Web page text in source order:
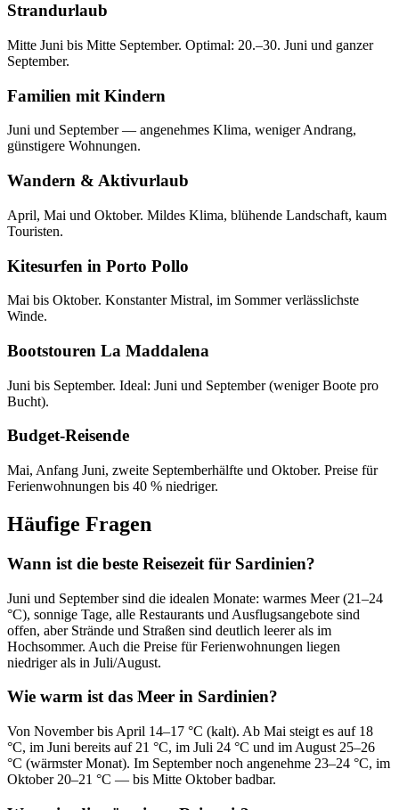
Strandurlaub
Mitte Juni bis Mitte September. Optimal: 20.–30. Juni und ganzer
September.
Familien mit Kindern
Juni und September — angenehmes Klima, weniger Andrang,
günstigere Wohnungen.
Wandern & Aktivurlaub
April, Mai und Oktober. Mildes Klima, blühende Landschaft, kaum
Touristen.
Kitesurfen in Porto Pollo
Mai bis Oktober. Konstanter Mistral, im Sommer verlässlichste
Winde.
Bootstouren La Maddalena
Juni bis September. Ideal: Juni und September (weniger Boote pro
Bucht).
Budget-Reisende
Mai, Anfang Juni, zweite Septemberhälfte und Oktober. Preise für
Ferienwohnungen bis 40 % niedriger.
Häufige Fragen
Wann ist die beste Reisezeit für Sardinien?
Juni und September sind die idealen Monate: warmes Meer (21–24
°C), sonnige Tage, alle Restaurants und Ausflugsangebote sind
offen, aber Strände und Straßen sind deutlich leerer als im
Hochsommer. Auch die Preise für Ferienwohnungen liegen
niedriger als in Juli/August.
Wie warm ist das Meer in Sardinien?
Von November bis April 14–17 °C (kalt). Ab Mai steigt es auf 18
°C, im Juni bereits auf 21 °C, im Juli 24 °C und im August 25–26
°C (wärmster Monat). Im September noch angenehme 23–24 °C, im
Oktober 20–21 °C — bis Mitte Oktober badbar.